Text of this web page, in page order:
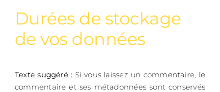
Durées de stockage
de vos données
Texte suggéré : Si vous laissez un commentaire, le
commentaire et ses métadonnées sont conservés